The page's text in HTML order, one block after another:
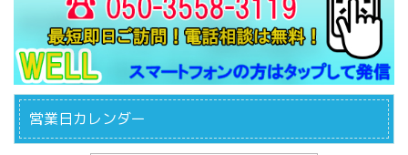
営業日カレンダー